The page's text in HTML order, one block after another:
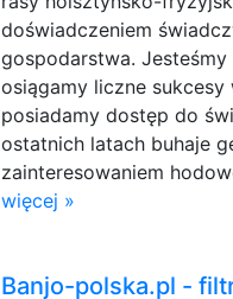
doświadczeniem
gospodarstwa.
osiągamy liczne
posiadamy dostęp do
ostatnich latach buhaje
zainteresowaniem
więcej »
Banjo-polska.pl -